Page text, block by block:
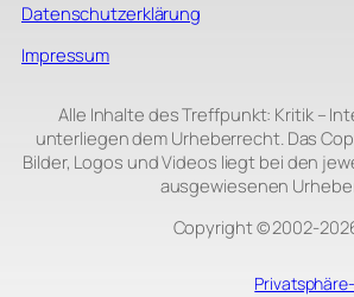
Datenschutzerklärung
Impressum
Alle Inhalte des Treffpunkt: Kritik –
unterliegen dem Urheberrecht. Das
Bilder, Logos und Videos liegt bei den
ausgewiesenen
Copyright ©